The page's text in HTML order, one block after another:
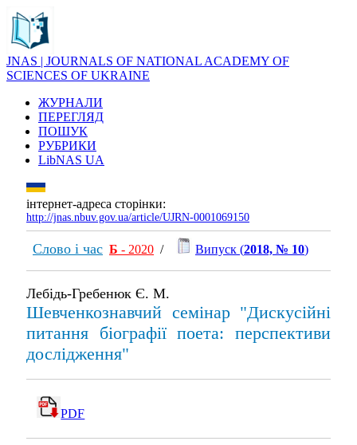
JNAS | JOURNALS OF NATIONAL ACADEMY OF
SCIENCES OF UKRAINE
ЖУРНАЛИ
ПЕРЕГЛЯД
ПОШУК
РУБРИКИ
LibNAS UA
інтернет-адреса сторінки:
http://jnas.nbuv.gov.ua/article/UJRN-0001069150
Слово і час Б - 2020 / Випуск (2018, № 10)
Лебідь-Гребенюк Є. М.
Шевченкознавчий семінар "Дискусійні
питання біографії поета: перспективи
дослідження"
PDF